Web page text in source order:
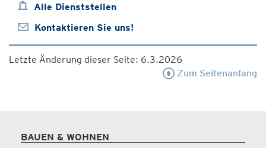
Alle Dienststellen
Kontaktieren Sie uns!
Letzte Änderung dieser Seite: 6.3.2026
Zum Seitenanfang
BAUEN & WOHNEN